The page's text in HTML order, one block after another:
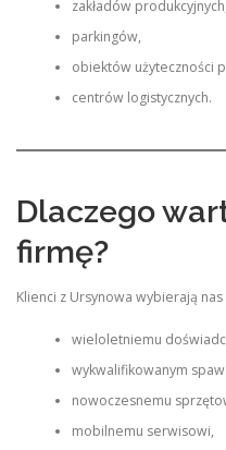
zakładów produkcyjnych,
parkingów,
obiektów użyteczności
centrów logistycznych.
Dlaczego
firmę?
Klienci z Ursynowa wybierają nas
wieloletniemu
wykwalifikowanym
nowoczesnemu
mobilnemu serwisowi,